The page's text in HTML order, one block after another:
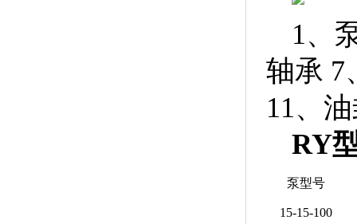
1、
轴承 7
11、
RY
泵型号
15-15-100